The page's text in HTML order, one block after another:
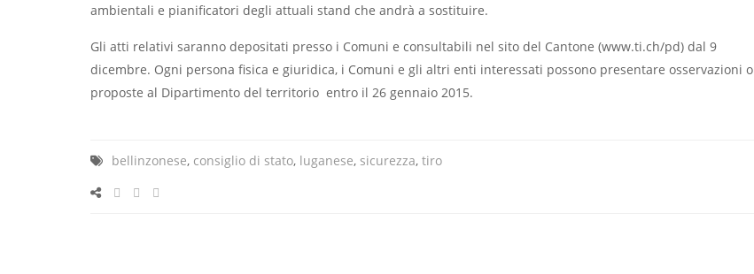
ambientali e pianificatori degli attuali stand che andrà a sostituire.
Gli atti relativi saranno depositati presso i Comuni e consultabili nel sito del Cantone (www.ti.ch/pd) dal 9
dicembre. Ogni persona fisica e giuridica, i Comuni e gli altri enti interessati possono presentare osservazioni o
proposte al Dipartimento del territorio entro il 26 gennaio 2015.
bellinzonese, consiglio di stato, luganese, sicurezza, tiro